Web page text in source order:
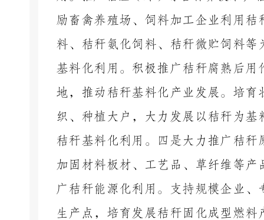
励畜禽养殖场、饲料加工企业利用
料、秸秆氨化饲料、秸秆微贮饲料
基料化利用。积极推广秸秆腐熟后
地，推动秸秆基料化产业发展。培
织、种植大户，大力发展以秸秆为
秸秆基料化利用。四是大力推广秸
加固材料板材、工艺品、草纤维等
广秸秆能源化利用。支持规模企业、
生产点，培育发展秸秆固化成型燃